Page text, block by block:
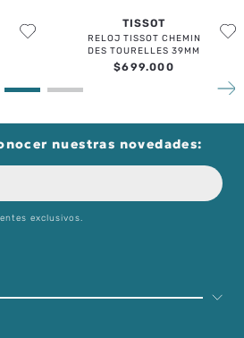
TISSOT
RELOJ TISSOT CHEMIN
DES TOURELLES 39MM
$699.000
nuestras novedades:
exclusivos.